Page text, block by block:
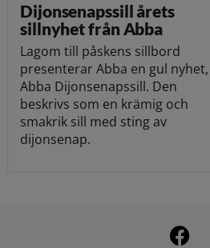
Dijonsenapssill årets
sillnyhet från Abba
Lagom till påskens sillbord
presenterar Abba en gul nyhet,
Abba Dijonsenapssill. Den
beskrivs som en krämig och
smakrik sill med sting av
dijonsenap.